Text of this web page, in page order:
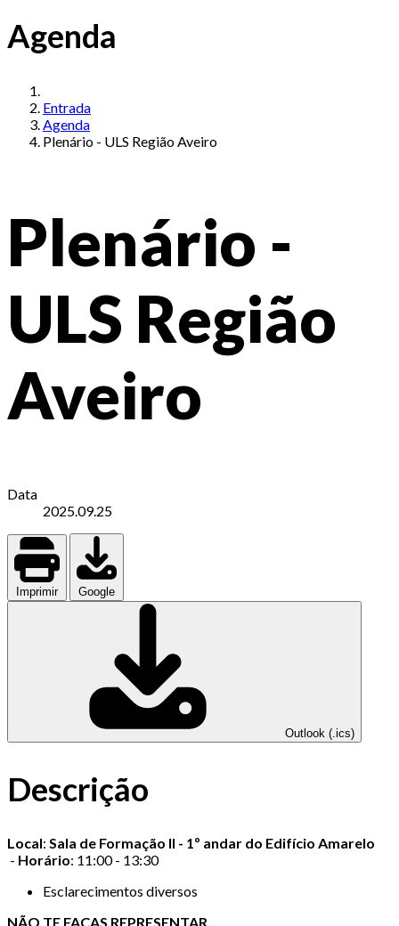
Agenda
Entrada
Agenda
Plenário - ULS Região Aveiro
Plenário -
ULS Região
Aveiro
Data
2025.09.25
Imprimir Google
Outlook (.ics)
Descrição
Local: Sala de Formação II - 1º andar do Edifício Amarelo
- Horário: 11:00 - 13:30
Esclarecimentos diversos
NÃO TE FAÇAS REPRESENTAR…